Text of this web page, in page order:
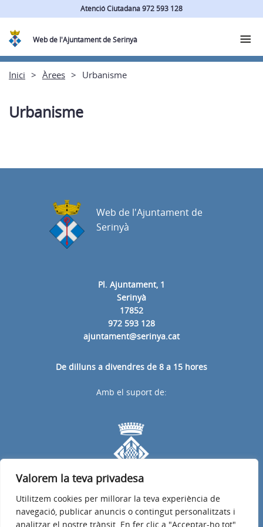
Valorem la teva privadesa
Utilitzem cookies per millorar la teva experiència de
navegació, publicar anuncis o contingut personalitzats i
analitzar el nostre trànsit. En fer clic a "Acceptar-ho tot",
Atenció Ciutadana 972 593 128
Web de l'Ajuntament de Serinyà
Inici Àrees Urbanisme
Urbanisme
Pl. Ajuntament, 1
Serinyà
17852
972 593 128
ajuntament@serinya.cat
De dilluns a divendres de 8 a 15 hores
Web de l'Ajuntament de
Serinyà
Amb el suport de: